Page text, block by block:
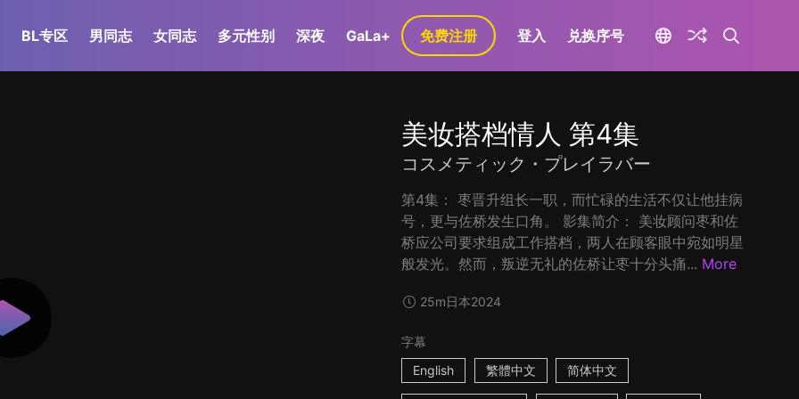
BL专区 男同志 女同志 多元性别 深夜 GaLa+ 免费注册 登入 兑换序号
美妆搭档情人 第4集
コスメティック・プレイラバー
第4集： 枣晋升组长一职，而忙碌的生活不仅让他挂病
号，更与佐桥发生口角。 影集简介： 美妆顾问枣和佐
桥应公司要求组成工作搭档，两人在顾客眼中宛如明星
般发光。然而，叛逆无礼的佐桥让枣十分头痛... More
25m日本2024
字幕
English
繁體中文 简体中文